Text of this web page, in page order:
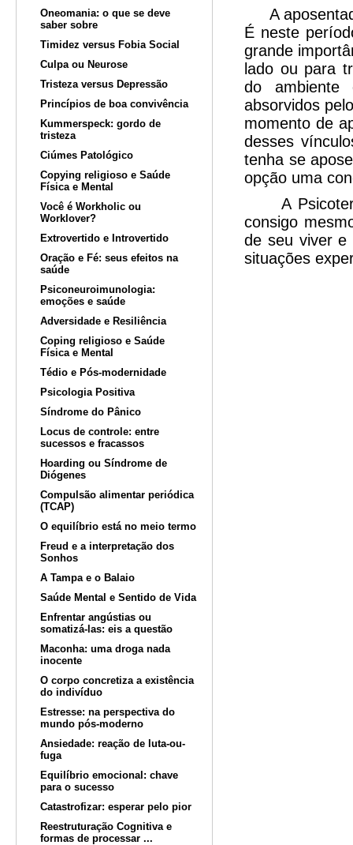
Oneomania: o que se deve
saber sobre
Timidez versus Fobia Social
Culpa ou Neurose
Tristeza versus Depressão
Princípios de boa convivência
Kummerspeck: gordo de
tristeza
Ciúmes Patológico
Copying religioso e Saúde
Física e Mental
Você é Workholic ou
Worklover?
Extrovertido e Introvertido
Oração e Fé: seus efeitos na
saúde
Psiconeuroimunologia:
emoções e saúde
Adversidade e Resiliência
Coping religioso e Saúde
Física e Mental
Tédio e Pós-modernidade
Psicologia Positiva
Síndrome do Pânico
Locus de controle: entre
sucessos e fracassos
Hoarding ou Síndrome de
Diógenes
Compulsão alimentar periódica
(TCAP)
O equilíbrio está no meio termo
Freud e a interpretação dos
Sonhos
A Tampa e o Balaio
Saúde Mental e Sentido de Vida
Enfrentar angústias ou
somatizá-las: eis a questão
Maconha: uma droga nada
inocente
O corpo concretiza a existência
do indivíduo
Estresse: na perspectiva do
mundo pós-moderno
Ansiedade: reação de luta-ou-
fuga
Equilíbrio emocional: chave
para o sucesso
Catastrofizar: esperar pelo pior
Reestruturação Cognitiva e
formas de processar ...
A
É neste
grande
lado ou para
do ambiente
absorvidos
momento de
desses
tenha se
opção uma
A
consigo
de seu viver e
situações